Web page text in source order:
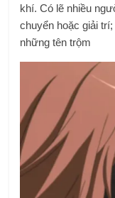
khí. Có lẽ nhiều
chuyển hoặc giải
những tên trộm